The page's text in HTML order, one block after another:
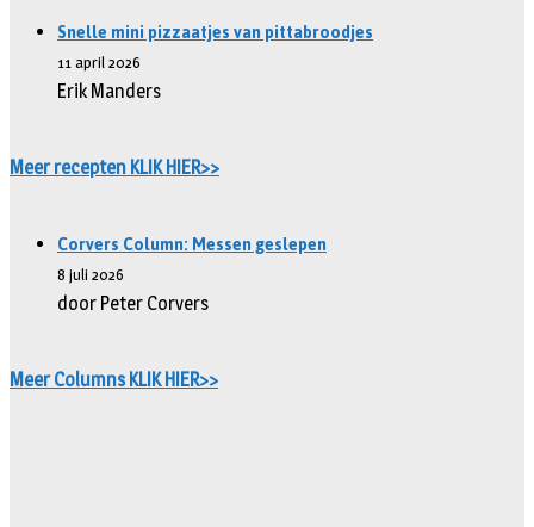
Snelle mini pizzaatjes van pittabroodjes
11 april 2026
Erik Manders
Meer recepten KLIK HIER>>
Corvers Column: Messen geslepen
8 juli 2026
door Peter Corvers
Meer Columns KLIK HIER>>